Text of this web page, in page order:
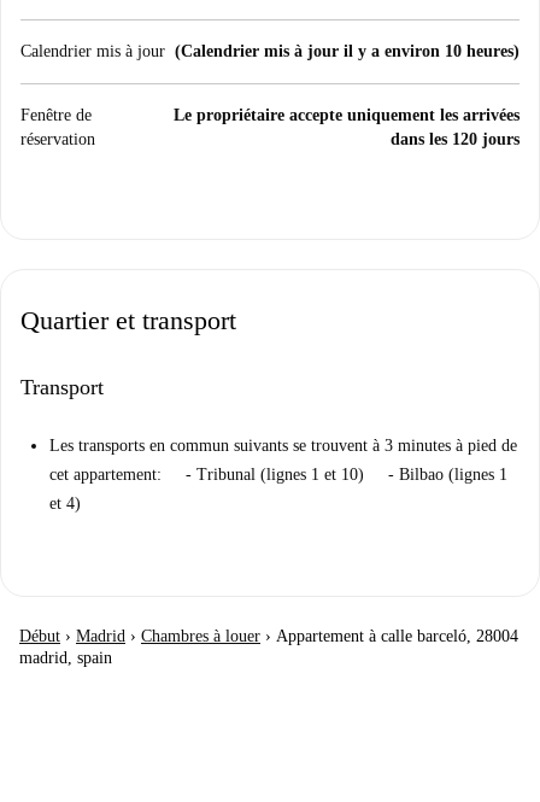
Calendrier mis à jour (Calendrier mis à jour il y a environ 10 heures)
Fenêtre de
réservation
Le propriétaire accepte uniquement les arrivées
dans les 120 jours
Quartier et transport
Transport
Les transports en commun suivants se trouvent à 3 minutes à pied de
cet appartement: - Tribunal (lignes 1 et 10) - Bilbao (lignes 1
et 4)
Début › Madrid › Chambres à louer › Appartement à calle barceló, 28004
madrid, spain